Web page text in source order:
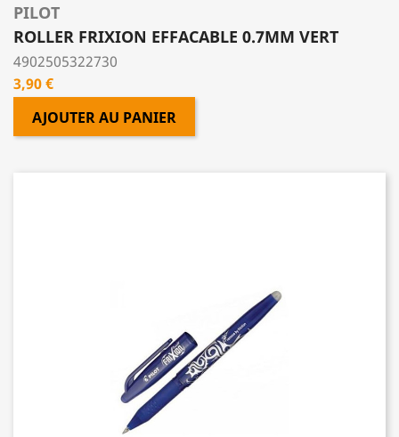
PILOT
ROLLER FRIXION EFFACABLE 0.7MM VERT
4902505322730
Prix
3,90 €
AJOUTER AU PANIER